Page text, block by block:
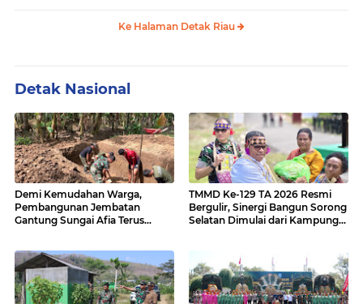
Ke Halaman Detak Riau
Detak Nasional
Demi Kemudahan Warga,
Pembangunan Jembatan
Gantung Sungai Afia Terus
TMMD Ke-129 TA 2026 Resmi
Bergulir, Sinergi Bangun Sorong
Selatan Dimulai dari Kampung